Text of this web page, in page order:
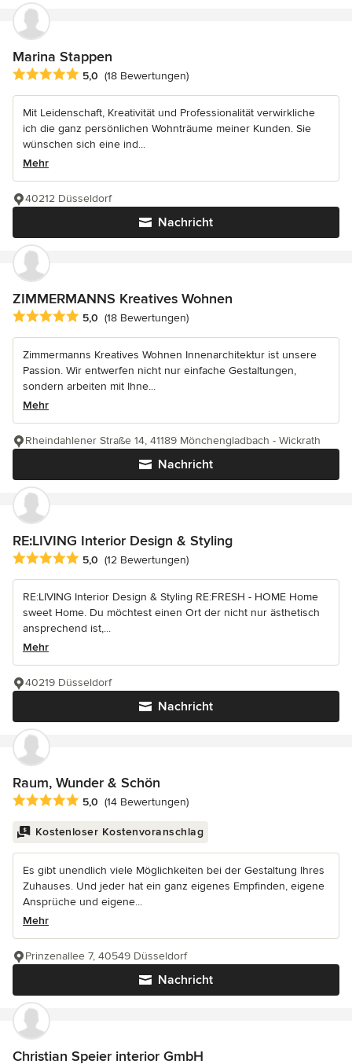
Marina Stappen
Durchschnittliche Bewertung: 5 von 5 Sternen
5,0 (18 Bewertungen)
Mit Leidenschaft, Kreativität und Professionalität verwirkliche
ich die ganz persönlichen Wohnträume meiner Kunden. Sie
wünschen sich eine ind...
Mehr
Nachricht
40212 Düsseldorf
ZIMMERMANNS Kreatives Wohnen
Durchschnittliche Bewertung: 5 von 5 Sternen
5,0 (18 Bewertungen)
Zimmermanns Kreatives Wohnen Innenarchitektur ist unsere
Passion. Wir entwerfen nicht nur einfache Gestaltungen,
sondern arbeiten mit Ihne...
Mehr
Nachricht
Rheindahlener Straße 14, 41189 Mönchengladbach - Wickrath
RE:LIVING Interior Design & Styling
Durchschnittliche Bewertung: 5 von 5 Sternen
5,0 (12 Bewertungen)
RE:LIVING Interior Design & Styling RE:FRESH - HOME Home
sweet Home. Du möchtest einen Ort der nicht nur ästhetisch
ansprechend ist,...
Mehr
Nachricht
40219 Düsseldorf
Raum, Wunder & Schön
Durchschnittliche Bewertung: 5 von 5 Sternen
5,0 (14 Bewertungen)
Kostenloser Kostenvoranschlag
Es gibt unendlich viele Möglichkeiten bei der Gestaltung Ihres
Zuhauses. Und jeder hat ein ganz eigenes Empfinden, eigene
Ansprüche und eigene...
Mehr
Nachricht
Prinzenallee 7, 40549 Düsseldorf
Christian Speier interior GmbH